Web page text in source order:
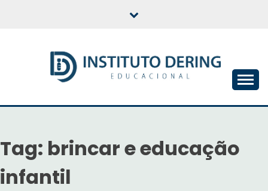
INSTITUTO DERING
EDUCACIONAL
Tag: brincar e educação
infantil